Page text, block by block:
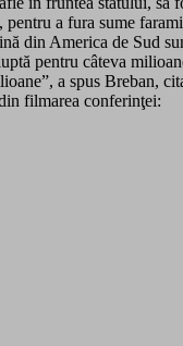
pentru a fura sume
din America de Sud
pentru câteva
a spus Breban,
filmarea conferinţei: